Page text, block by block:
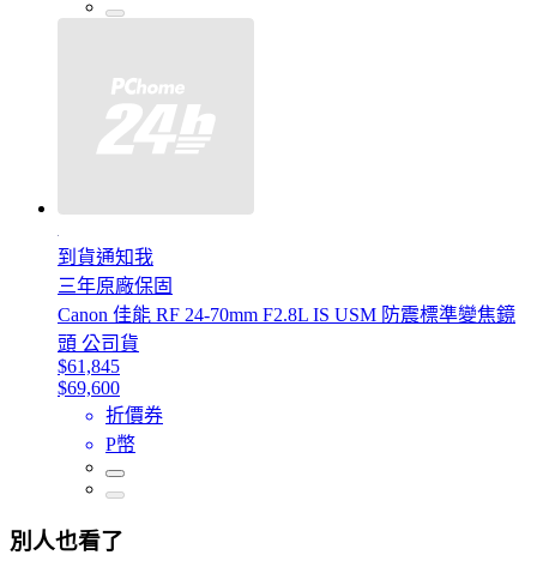
到貨通知我
三年原廠保固
Canon 佳能 RF 24-70mm F2.8L IS USM 防震標準變焦鏡
頭 公司貨
$61,845
$69,600
折價券
P幣
別人也看了